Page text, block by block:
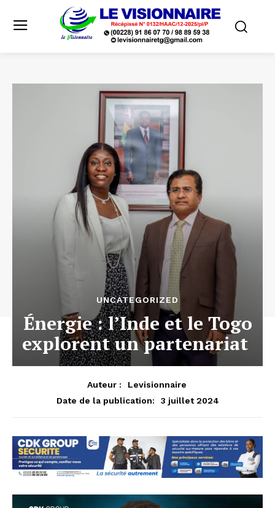
UNCATEGORIZED
Énergie : l’Inde et le Togo
explorent un partenariat
Auteur :
Levisionnaire
Date de la publication:
3 juillet 2024